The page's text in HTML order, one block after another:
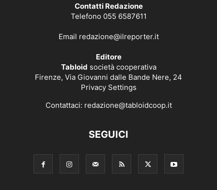
Contatti Redazione
Telefono 055 6587611
Email redazione@ilreporter.it
Editore
Tabloid società cooperativa
Firenze, Via Giovanni dalle Bande Nere, 24
Privacy Settings
Contattaci: redazione@tabloidcoop.it
SEGUICI